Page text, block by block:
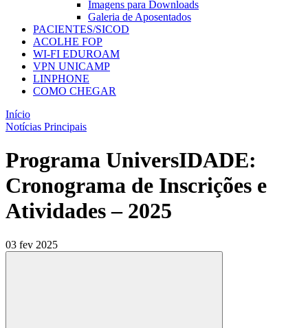
Imagens para Downloads
Galeria de Aposentados
PACIENTES/SICOD
ACOLHE FOP
WI-FI EDUROAM
VPN UNICAMP
LINPHONE
COMO CHEGAR
Início
Notícias Principais
Programa UniversIDADE:
Cronograma de Inscrições e
Atividades – 2025
03 fev 2025